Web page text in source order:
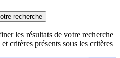
recherche
les résultats de votre recherche
critères présents sous les critères